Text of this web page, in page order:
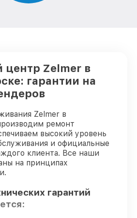
центр Zelmer в
гарантии на
Zelmer в
ремонт
высокий уровень
и официальные
клиента. Все наши
на принципах
гарантий